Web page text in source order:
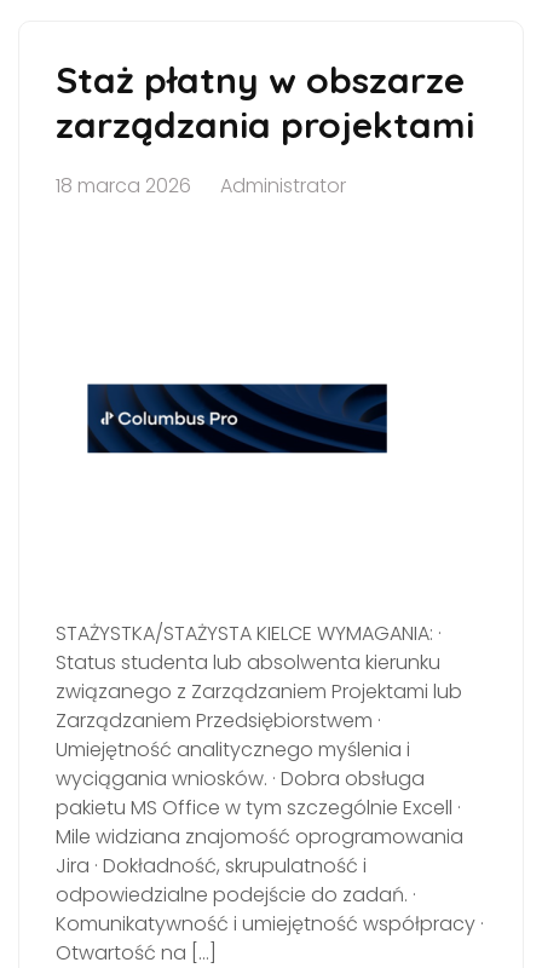
Staż płatny w obszarze
zarządzania projektami
18 marca 2026 Administrator
STAŻYSTKA/STAŻYSTA KIELCE WYMAGANIA: ·
Status studenta lub absolwenta kierunku
związanego z Zarządzaniem Projektami lub
Zarządzaniem Przedsiębiorstwem ·
Umiejętność analitycznego myślenia i
wyciągania wniosków. · Dobra obsługa
pakietu MS Office w tym szczególnie Excell ·
Mile widziana znajomość oprogramowania
Jira · Dokładność, skrupulatność i
odpowiedzialne podejście do zadań. ·
Komunikatywność i umiejętność współpracy ·
Otwartość na […]